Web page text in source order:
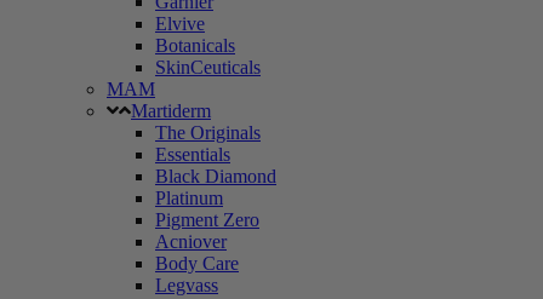
Elvive
Botanicals
SkinCeuticals
MAM
Martiderm
The Originals
Essentials
Black Diamond
Platinum
Pigment Zero
Acniover
Body Care
Legvass